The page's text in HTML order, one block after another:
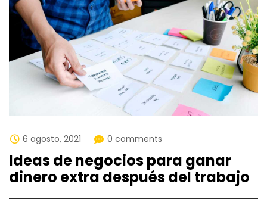
6 agosto, 2021 0 comments
Ideas de negocios para ganar
dinero extra después del trabajo